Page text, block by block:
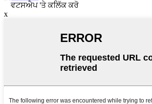
ਵਟਸਐਪ 'ਤੇ ਕਲਿੱਕ ਕਰੋ
x